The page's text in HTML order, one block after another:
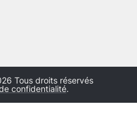
Tous droits réservés
confidentialité.